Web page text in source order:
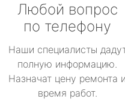
Любой вопрос
по телефону
Наши специалисты
полную информацию.
Назначат цену ремонта и
время работ.